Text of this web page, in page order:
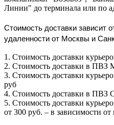
Линии" до терминала или по
Стоимость доставки зависит
удаленности от Москвы и
1. Стоимость доставки
2. Стоимость доставки в ПВЗ
3. Стоимость доставки
руб
4. Стоимость доставки в ПВЗ
5. Стоимость доставки
от 300 руб. – в зависимости от